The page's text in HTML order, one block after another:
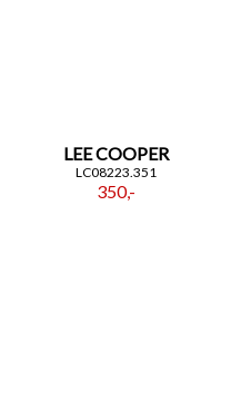
LEE COOPER
LC08223.351
350,-